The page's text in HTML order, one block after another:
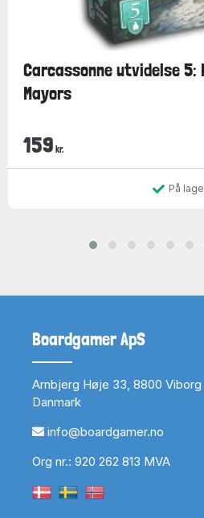
Carcassonne utvidelse 5:
Mayors
159 kr.
På
Boardgamer ApS
Arnbjerg Høje 33, 8800 Viborg
Danmark
info@boardgamer.no
Org nr.: 920 262 813 MVA